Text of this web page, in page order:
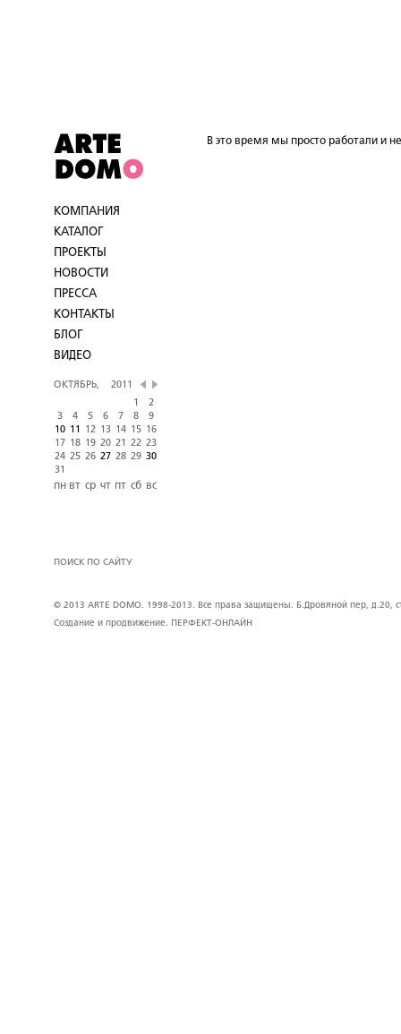
КОМПАНИЯ
КАТАЛОГ
ПРОЕКТЫ
НОВОСТИ
ПРЕССА
КОНТАКТЫ
БЛОГ
ВИДЕО
ОКТЯБРЬ,
2011
1
2
3
4 5 6 7 8
9
10 11 12 13 14 15
16
17
18 19 20 21 22 23
24 25 26 27 28 29 30
31
пн вт ср чт пт сб вс
ПОИСК ПО САЙТУ
В это время мы просто работали и
© 2013 ARTE DOMO. 1998-2013. Все права защищены. Б.Дровяной пер, д.20,
Создание и продвижение.
ПЕРФЕКТ-ОНЛАЙН